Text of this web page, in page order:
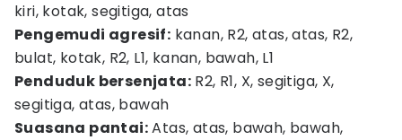
kiri, kotak, segitiga, atas
Pengemudi agresif: kanan, R2, atas, atas, R2,
bulat, kotak, R2, L1, kanan, bawah, L1
Penduduk bersenjata: R2, R1, X, segitiga, X,
segitiga, atas, bawah
Suasana pantai:Atas, atas, bawah, bawah,